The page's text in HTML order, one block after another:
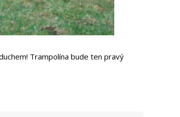
Trampolína bude ten pravý